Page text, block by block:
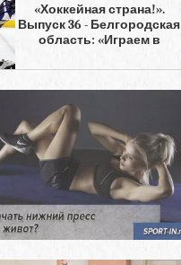
«Хоккейная страна!».
Выпуск 36 - Белгородская
область: «Играем в